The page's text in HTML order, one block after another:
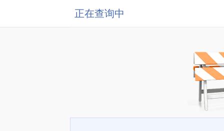
正在查询中